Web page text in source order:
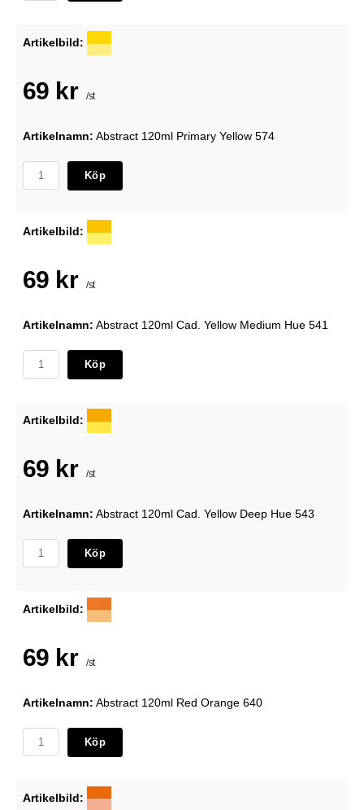
Artikelbild:
69 kr /st
Artikelnamn: Abstract 120ml Primary Yellow 574
Köp
Artikelbild:
69 kr /st
Artikelnamn: Abstract 120ml Cad. Yellow Medium Hue 541
Köp
Artikelbild:
69 kr /st
Artikelnamn: Abstract 120ml Cad. Yellow Deep Hue 543
Köp
Artikelbild:
69 kr /st
Artikelnamn: Abstract 120ml Red Orange 640
Köp
Artikelbild: